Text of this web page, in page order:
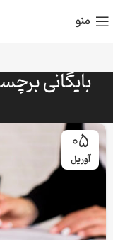
منو
بایگانی
05
آوریل